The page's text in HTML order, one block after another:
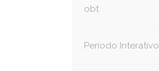
obt
Período Interativo